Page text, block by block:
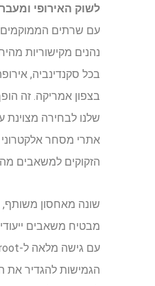
לשוק האירופי
עם שרתים
נהנים מקישוריות
בכל סקנדינביה,
בצפון אמריקה. זה
אתרי מסחר אלקטרוני
הזקוקים למשאבים
שונה מאחסון משותף,
מבטיח משאבים
הגמישות להגדיר את